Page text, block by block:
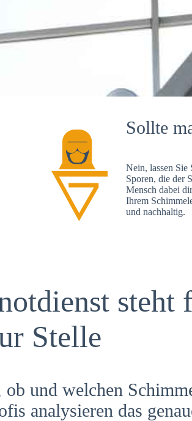
Sollte
Nein, lassen
Sporen, die der
Mensch dabei
Ihrem
und nachhaltig.
steht
Stelle
und welchen
analysieren das